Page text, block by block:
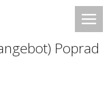
Poprad